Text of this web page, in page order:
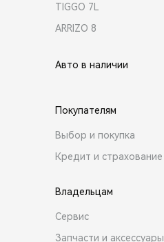
TIGGO 7L
ARRIZO 8
Авто в наличии
Покупателям
Выбор и покупка
Кредит и страхование
Владельцам
Сервис
Запчасти и аксессуары